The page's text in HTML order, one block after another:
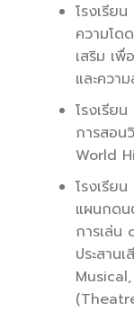
โรงเรีย
ความโด
เสริม เ
และควา
โรงเรีย
การสอน
World
โรงเรีย
แผนกดน
การเล่น
ประสาน